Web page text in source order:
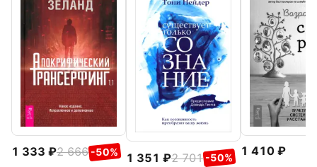
1 333 2 666 -50% 1 351 2 701 -50%
1 410